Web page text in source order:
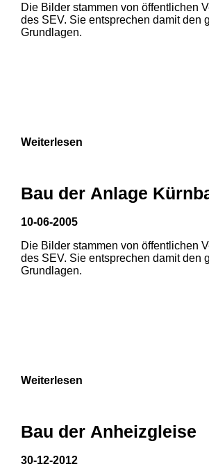
1 2 3
1 2
Die Bilder stammen von öffentlichen
des SEV. Sie entsprechen damit den
Grundlagen.
Weiterlesen
Bau der Anlage
10-06-2005
Die Bilder stammen von öffentlichen
des SEV. Sie entsprechen damit den
Grundlagen.
Weiterlesen
Bau der Anheizgleise
30-12-2012